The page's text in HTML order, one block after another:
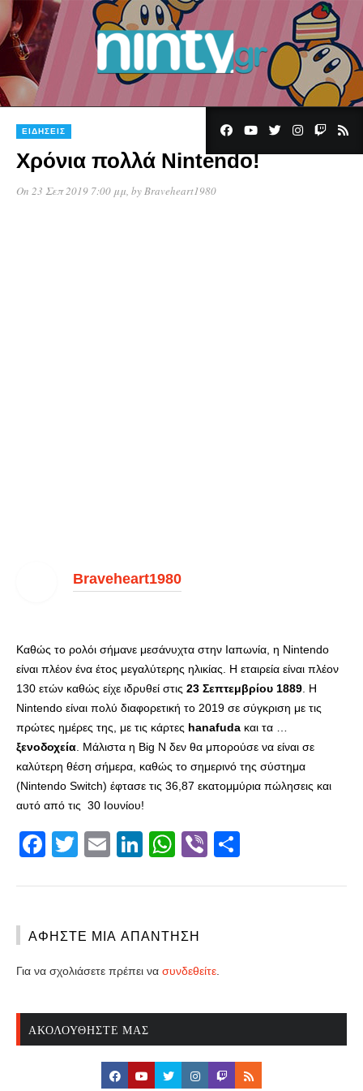
ΕΙΔΉΣΕΙΣ
Χρόνια πολλά Nintendo!
On 23 Σεπ 2019 7:00 μμ, byBraveheart1980
Braveheart1980
Καθώς το ρολόι σήμανε μεσάνυχτα στην Ιαπωνία, η Nintendo
είναι πλέον ένα έτος μεγαλύτερης ηλικίας. Η εταιρεία είναι πλέον
130 ετών καθώς είχε ιδρυθεί στις 23 Σεπτεμβρίου 1889 . Η
Nintendo είναι πολύ διαφορετική το 2019 σε σύγκριση με τις
πρώτες ημέρες της, με τις κάρτες hanafuda και τα …
ξενοδοχεία . Μάλιστα η Big N δεν θα μπορούσε να είναι σε
καλύτερη θέση σήμερα, καθώς το σημερινό της σύστημα
(Nintendo Switch) έφτασε τις 36,87 εκατομμύρια πώλησεις και
αυτό από τις 30 Ιουνίου!
Facebook
Twitter
EmailLinkedIn
WhatsApp
Viber
ΑΦΉΣΤΕ ΜΙΑ ΑΠΆΝΤΗΣΗ
Για να σχολιάσετε πρέπει να συνδεθείτε
ΑΚΟΛΟΥΘΉΣΤΕ ΜΑΣ